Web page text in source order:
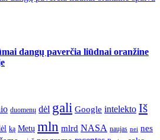
dangų paverčia liūdnai oranžine
duomenų dėl gali Google intelekto Iš
ką Metų mln mlrd NASA naujas nei nes